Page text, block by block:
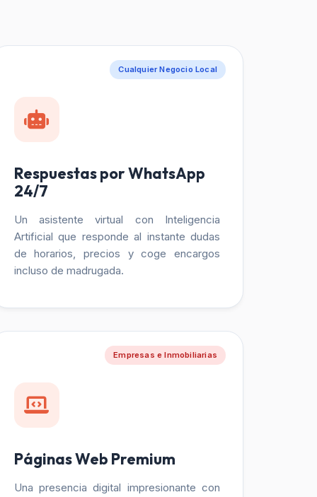
Cualquier Negocio Local
Respuestas por WhatsApp
24/7
Un asistente virtual con Inteligencia
Artificial que responde al instante dudas
de horarios, precios y coge encargos
incluso de madrugada.
Empresas e Inmobiliarias
Páginas Web Premium
Una presencia digital impresionante con